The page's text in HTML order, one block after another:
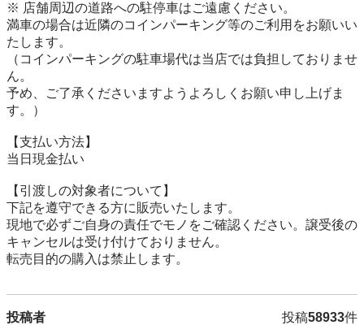
※ 店舗周辺の道路への駐停車はご遠慮ください。
満車の場合は近隣のコインパーキング等のご利用をお願いい
たします。
（コインパーキングの駐車場代は当店では負担しておりませ
ん。
予め、ご了承くださいますようよろしくお願い申し上げま
す。）
【⽀払い⽅法】
当日現金払い
【引渡しの対象者について】
下記を遵守できる⽅に販売いたします。
現地で必ずご⾃⾝の責任でモノをご確認ください。譲受後の
キャンセルは受け付けておりません。
転売⽬的の購⼊は禁⽌します。
投稿者 投稿58933件